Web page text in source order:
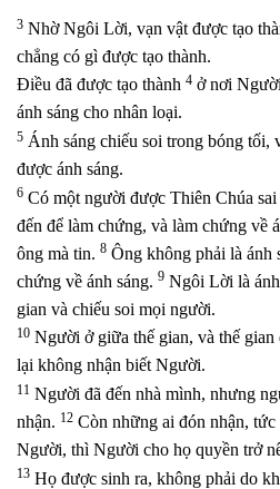
3 Nhờ Ngôi Lời, vạn vật được tạo
chẳng có gì được tạo thành.
Điều đã được tạo thành 4 ở nơi
ánh sáng cho nhân loại.
5 Ánh sáng chiếu soi trong bóng tối,
được ánh sáng.
6 Có một người được Thiên Chúa
đến để làm chứng, và làm chứng về
ông mà tin. 8 Ông không phải là ánh
chứng về ánh sáng. 9 Ngôi Lời là ánh
gian và chiếu soi mọi người.
10 Người ở giữa thế gian, và thế
lại không nhận biết Người.
11 Người đã đến nhà mình, nhưng
nhận. 12 Còn những ai đón nhận,
Người, thì Người cho họ quyền trở
13 Họ được sinh ra, không phải do